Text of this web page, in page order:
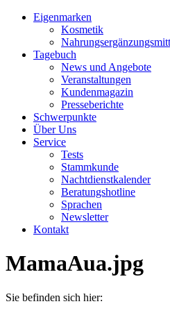
Eigenmarken
Kosmetik
Tagebuch
News und Angebote
Veranstaltungen
Kundenmagazin
Presseberichte
Schwerpunkte
Über Uns
Service
Tests
Stammkunde
Nachtdienstkalender
Beratungshotline
Sprachen
Newsletter
Kontakt
MamaAua.jpg
Sie befinden sich hier: